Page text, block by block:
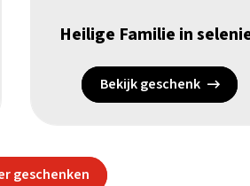
Heilige Familie in
Bekijk geschenk
geschenken